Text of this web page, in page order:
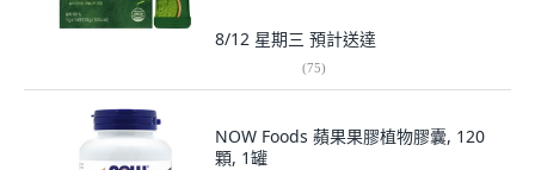
8/12 星期三 預計送達
(75)
NOW Foods 蘋果果膠植物膠囊, 120
顆, 1罐